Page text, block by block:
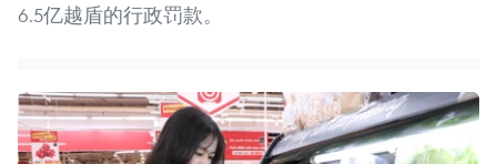
6.5亿越盾的行政罚款。